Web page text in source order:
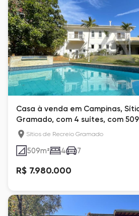
Casa à venda em Campinas,
Gramado, com 4 suítes, com 509
Sítios de Recreio Gramado
509m² 4 7
R$ 7.980.000